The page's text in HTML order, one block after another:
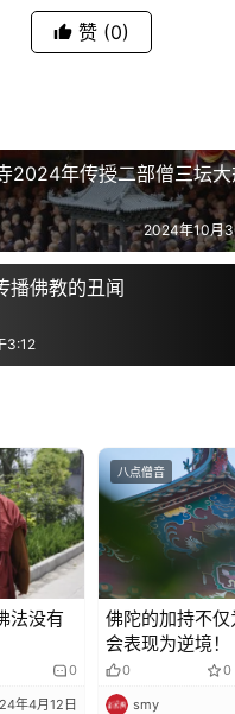
赞 (0)
2024年传授二部僧三坛
2024年10月
播佛教的丑闻
3:12
法没有
0
年4月12日
八点僧音
佛陀的加持不
会表现为逆境！
0 0
smy